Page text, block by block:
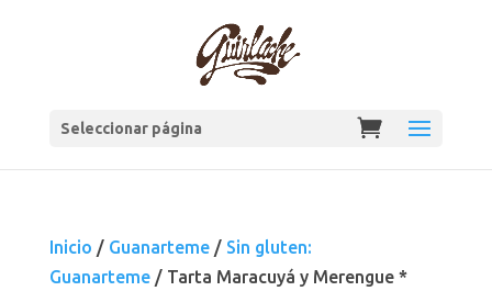
Seleccionar página
Inicio / Guanarteme/ Sin gluten:
Guanarteme/ Tarta Maracuyá y Merengue *